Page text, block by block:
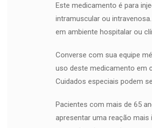
Este medicamento é para
intramuscular ou
em ambiente hospitalar ou
Converse com sua equipe
uso deste medicamento em
Cuidados especiais podem
Pacientes com mais de 65
apresentar uma reação mais